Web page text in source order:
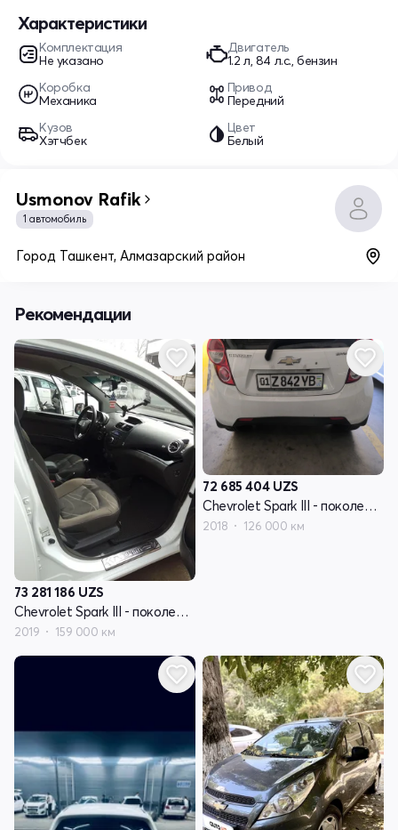
Характеристики
Комплектация
Не указано
Двигатель
1.2 л, 84 л.с., бензин
Коробка
Механика
Привод
Передний
Кузов
Хэтчбек
Цвет
Белый
Usmonov Rafik
1 автомобиль
Город Ташкент, Алмазарский район
Рекомендации
73 281 186 UZS
Chevrolet Spark III - поколение
2019 159 000 км
72 685 404 UZS
Chevrolet Spark III - поколение
2018 126 000 км